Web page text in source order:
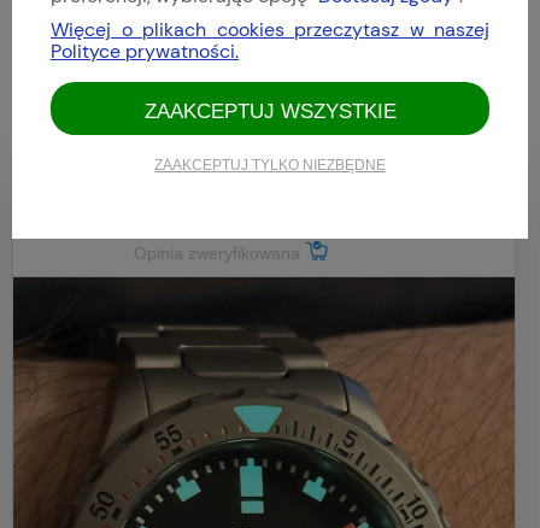
2
Opinia zweryfikowana
Więcej o plikach cookies przeczytasz w naszej
Polityce prywatności.
ZAAKCEPTUJ TYLKO NIEZBĘDNE
ZAAKCEPTUJ WSZYSTKIE